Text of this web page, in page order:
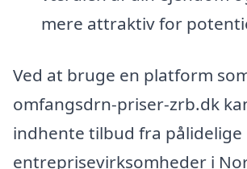
mere attraktiv for
Ved at bruge en platform
omfangsdrn-priser-zrb.dk
indhente tilbud fra pålidelige
entreprisevirksomheder i